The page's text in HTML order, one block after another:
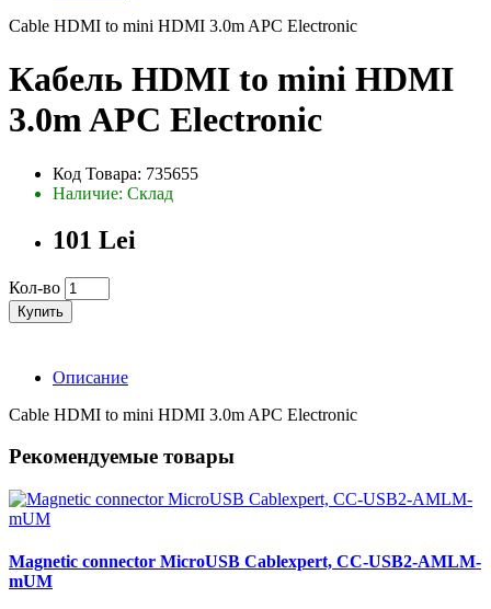
Cable HDMI to mini HDMI 3.0m APC Electronic
Кабель HDMI to mini HDMI
3.0m APC Electronic
Код Товара: 735655
Наличие: Склад
101 Lei
Кол-во
Купить
Описание
Cable HDMI to mini HDMI 3.0m APC Electronic
Рекомендуемые товары
Magnetic connector MicroUSB Cablexpert, CC-USB2-AMLM-
mUM